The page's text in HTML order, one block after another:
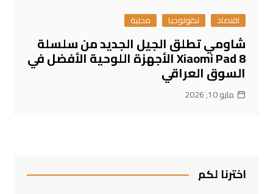
اقتصاد تكنولوجيا محلية
شاومي تطلق الجيل الجديد من سلسلة
Xiaomi Pad 8 الأجهزة اللوحية الأفضل في
السوق العراقي
مايو 10, 2026
اخترنا لكم